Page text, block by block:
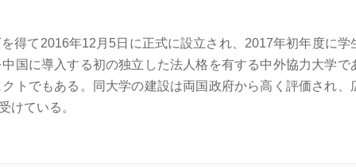
得て2016年12月5日に正式に設立され、2017年初年度に学
国に導入する初の独立した法人格を有する中外協力大学で
トでもある。同大学の建設は両国政府から高く評価され、
けている。